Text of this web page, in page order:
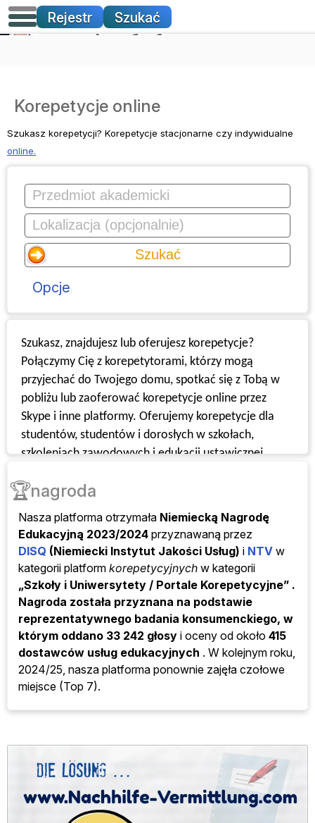
Korepetycje
Rejestr Szukać
Korepetycje online
Szukasz korepetycji? Korepetycje stacjonarne czy indywidualne
online.
Opcje
Szukasz, znajdujesz lub oferujesz korepetycje?
Połączymy Cię z korepetytorami, którzy mogą
przyjechać do Twojego domu, spotkać się z Tobą w
pobliżu lub zaoferować korepetycje online przez
Skype i inne platformy. Oferujemy korepetycje dla
studentów, studentów i dorosłych w szkołach,
szkoleniach zawodowych i edukacji ustawicznej.
chemia, ale możemy również szybko zorganizować
informatyki.
Rejestracja
jest bezpłatna!
🏆nagroda
Nasza platforma otrzymała Niemiecką Nagrodę
Edukacyjną 2023/2024 przyznawaną przez
DISQ (Niemiecki Instytut Jakości Usług) i NTV w
kategorii platform korepetycyjnych w kategorii
„Szkoły i Uniwersytety / Portale Korepetycyjne” .
Nagroda została przyznana na podstawie
reprezentatywnego badania konsumenckiego, w
którym oddano 33 242 głosy i oceny od około 415
dostawców usług edukacyjnych . W kolejnym roku,
2024/25, nasza platforma ponownie zajęła czołowe
miejsce (Top 7).